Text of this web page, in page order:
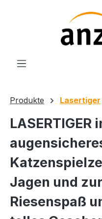
Zum Hauptinhalt springen
Produkte Lasertiger
Jagen und
Riesenspaß